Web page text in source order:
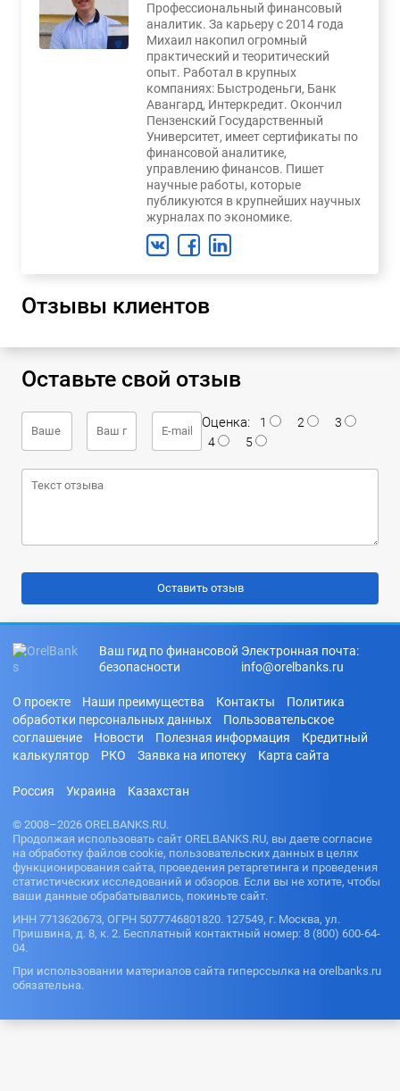
Профессиональный финансовый
аналитик. За карьеру с 2014 года
Михаил накопил огромный
практический и теоритический
опыт. Работал в крупных
компаниях: Быстроденьги, Банк
Авангард, Интеркредит. Окончил
Пензенский Государственный
Университет, имеет сертификаты по
финансовой аналитике,
управлению финансов. Пишет
научные работы, которые
публикуются в крупнейших научных
журналах по экономике.
Отзывы клиентов
Оставьте свой отзыв
Оценка: 1 2
3
4
5
Ваш гид по финансовой
безопасности
Электронная почта:
info@orelbanks.ru
О проекте Наши преимущества Контакты
Политика
обработки персональных данных
Пользовательское
соглашение
Новости Полезная информация
Кредитный
калькулятор
РКО Заявка на ипотеку Карта сайта
Россия Украина Казахстан
© 2008–2026 ORELBANKS.RU.
Продолжая использовать сайт ORELBANKS.RU, вы даете согласие
на обработку файлов cookie, пользовательских данных в целях
функционирования сайта, проведения ретаргетинга и проведения
статистических исследований и обзоров. Если вы не хотите, чтобы
ваши данные обрабатывались, покиньте сайт.
ИНН 7713620673, ОГРН 5077746801820. 127549, г. Москва, ул.
Пришвина, д. 8, к. 2. Бесплатный контактный номер: 8 (800) 600-64-
04.
При использовании материалов сайта гиперссылка на orelbanks.ru
обязательна.